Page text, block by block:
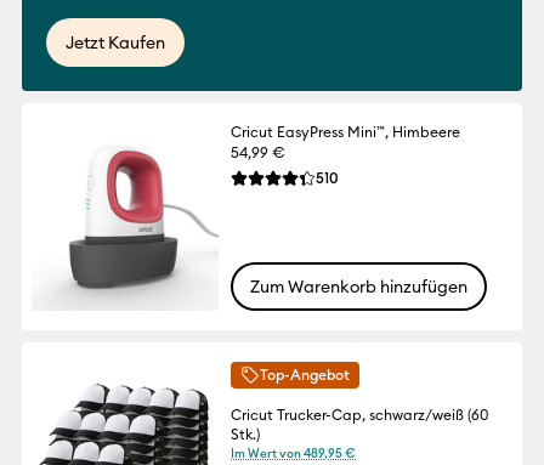
Jetzt Kaufen
Cricut EasyPress Mini™, Himbeere
54,99 €
Die durchschnittliche Bewertung für
510
Zum Warenkorb hinzufügen
Top-Angebot
Cricut Trucker-Cap, schwarz/weiß (60
Stk.)
Im Wert von 489,95 €